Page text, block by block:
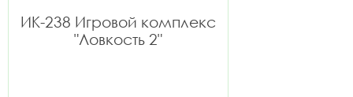
ИК-238 Игровой комплекс
"Ловкость 2"